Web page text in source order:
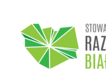
treści